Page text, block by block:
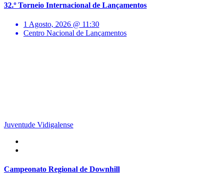
32.º Torneio Internacional de Lançamentos
1 Agosto, 2026 @ 11:30
Centro Nacional de Lançamentos
Juventude Vidigalense
Campeonato Regional de Downhill